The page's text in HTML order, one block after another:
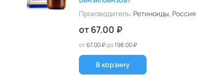
Производитель: Ретиноиды, Россия
от 67.00 ₽
от67.00 ₽до198.00 ₽
В корзину